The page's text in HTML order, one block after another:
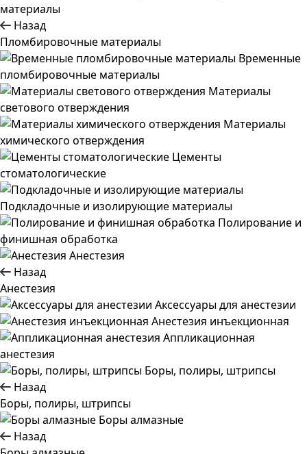
материалы
Назад
Пломбировочные материалы
Временные
пломбировочные материалы
Материалы
светового отверждения
Материалы
химического отверждения
Цементы
стоматологические
Подкладочные и изолирующие материалы
Полирование и
финишная обработка
Анестезия
Назад
Анестезия
Аксессуары для анестезии
Анестезия инъекционная
Аппликационная
анестезия
Боры, полиры, штрипсы
Назад
Боры, полиры, штрипсы
Боры алмазные
Назад